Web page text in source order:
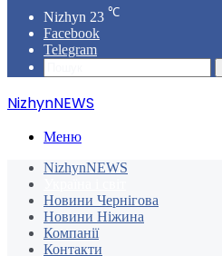
Nizhyn 23 ℃
Facebook
Telegram
NizhynNEWS
Меню
NizhynNEWS
Новини Чернігова
Новини Ніжина
Компанії
Контакти